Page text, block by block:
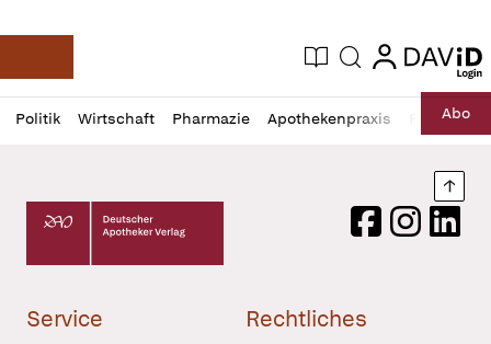
Deutsche Apotheker Zeitung
Aktuelle Ausgabe
Suche login
login
Politik Wirtschaft Pharmazie Apothekenpraxis RechtAbo
Profil
öffnen
Daz
Pur
Deutscher Apotheker Verlag Logo
FacebookInstagram
Service Rechtliches